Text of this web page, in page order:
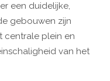
een duidelijke,
gebouwen zijn
centrale plein en
van het